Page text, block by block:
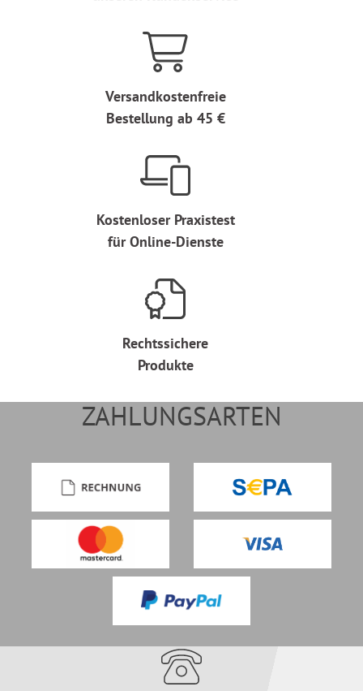
Versandkostenfreie
Bestellung ab 45 €
Kostenloser Praxistest
für Online-Dienste
Rechtssichere
Produkte
ZAHLUNGSARTEN